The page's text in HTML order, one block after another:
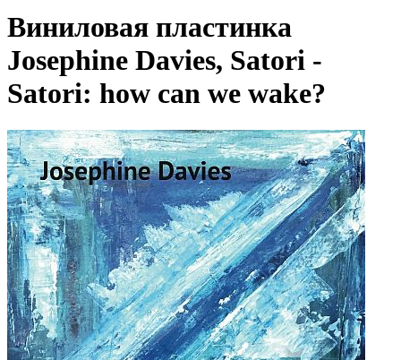
Виниловая пластинка
Josephine Davies, Satori -
Satori: how can we wake?